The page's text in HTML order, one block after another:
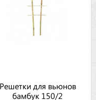
Решетки для вьюнов
бамбук 150/2